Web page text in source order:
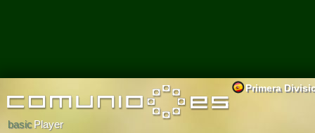
Primera
basicPlayer